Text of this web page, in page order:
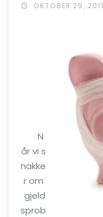
OKTOBER 29, 2011
N
år vi s
nakke
r om
gjeld
sprob